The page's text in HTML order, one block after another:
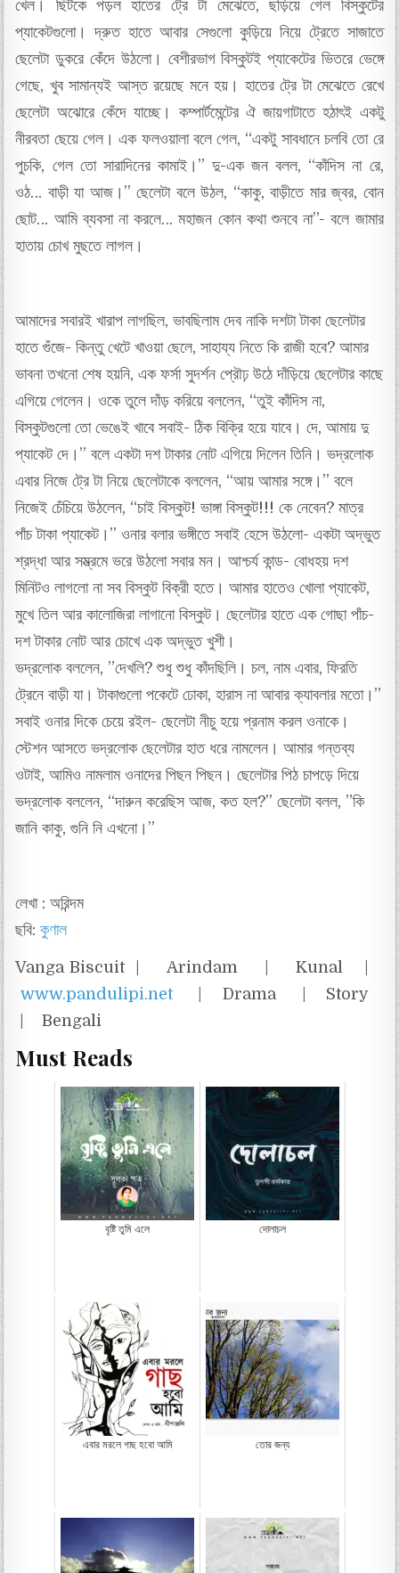
খেল। ছিটকে পড়ল হাতের ট্রে টা মেঝেতে, ছড়িয়ে গেল বিস্কুটের
প্যাকেটগুলো। দ্রুত হাতে আবার সেগুলো কুড়িয়ে নিয়ে ট্রেতে সাজাতে
ছেলেটা ডুকরে কেঁদে উঠলো। বেশীরভাগ বিস্কুটই প্যাকেটের ভিতরে ভেঙ্গে
গেছে, খুব সামান্যই আস্ত রয়েছে মনে হয়। হাতের ট্রে টা মেঝেতে রেখে
ছেলেটা অঝোরে কেঁদে যাচ্ছে। কম্পার্টমেন্টের ঐ জায়গাটাতে হঠাৎই একটু
নীরবতা ছেয়ে গেল। এক ফলওয়ালা বলে গেল, “একটু সাবধানে চলবি তো রে
পুচকি, গেল তো সারাদিনের কামাই।” দু-এক জন বলল, “কাঁদিস না রে,
ওঠ… বাড়ী যা আজ।” ছেলেটা বলে উঠল, “কাকু, বাড়ীতে মার জ্বর, বোন
ছোট‌… আমি ব্যবসা না করলে… মহাজন কোন কথা শুনবে না”- বলে জামার
হাতায় চোখ মুছতে লাগল।
আমাদের সবারই খারাপ লাগছিল, ভাবছিলাম দেব নাকি দশটা টাকা ছেলেটার
হাতে গুঁজে- কিন্তু খেটে খাওয়া ছেলে, সাহায্য নিতে কি রাজী হবে? আমার
ভাবনা তখনো শেষ হয়নি, এক ফর্সা সুদর্শন প্রৌঢ় উঠে দাঁড়িয়ে ছেলেটার কাছে
এগিয়ে গেলেন। ওকে তুলে দাঁড় করিয়ে বললেন, “তুই কাঁদিস না,
বিস্কুটগুলো তো ভেঙেই খাবে সবাই- ঠিক বিক্রি হয়ে যাবে। দে, আমায় দু
প্যাকেট দে।” বলে একটা দশ টাকার নোট এগিয়ে দিলেন তিনি। ভদ্রলোক
এবার নিজে ট্রে টা নিয়ে ছেলেটাকে বললেন, “আয় আমার সঙ্গে।” বলে
নিজেই চেঁচিয়ে উঠলেন, “চাই বিস্কুট! ভাঙ্গা বিস্কুট!!! কে নেবেন? মাত্র
পাঁচ টাকা প্যাকেট।” ওনার বলার ভঙ্গীতে সবাই হেসে উঠলো- একটা অদ্ভুত
শ্রদ্ধা আর সম্ভ্রমে ভরে উঠলো সবার মন। আশ্চর্য কান্ড- বোধহয় দশ
মিনিটও লাগলো না সব বিস্কুট বিক্রী হতে। আমার হাতেও খোলা প্যাকেট,
মুখে তিল আর কালোজিরা লাগানো বিস্কুট। ছেলেটার হাতে এক গোছা পাঁচ-
দশ টাকার নোট আর চোখে এক অদ্ভুত খুশী।
ভদ্রলোক বললেন, ”দেখলি? শুধু শুধু কাঁদছিলি। চল, নাম এবার, ফিরতি
ট্রেনে বাড়ী যা। টাকাগুলো পকেটে ঢোকা, হারাস না আবার ক্যাবলার মতো।”
সবাই ওনার দিকে চেয়ে রইল- ছেলেটা নীচু হয়ে প্রনাম করল ওনাকে।
স্টেশন আসতে ভদ্রলোক ছেলেটার হাত ধরে নামলেন। আমার গন্তব্য
ওটাই, আমিও নামলাম ওনাদের পিছন পিছন। ছেলেটার পিঠ চাপড়ে দিয়ে
ভদ্রলোক বললেন, “দারুন করেছিস আজ, কত হল?” ছেলেটা বলল, ”কি
জানি কাকু, গুনি নি এখনো।”
লেখা : অরিন্দম
ছবি:কুণাল
Vanga Biscuit | Arindam | Kunal |
www.pandulipi.net| Drama | Story
| Bengali
Must Reads
বৃষ্টি তুমি এলে দোলাচল
এবার মরলে গাছ হবো আমি তোর জন্য